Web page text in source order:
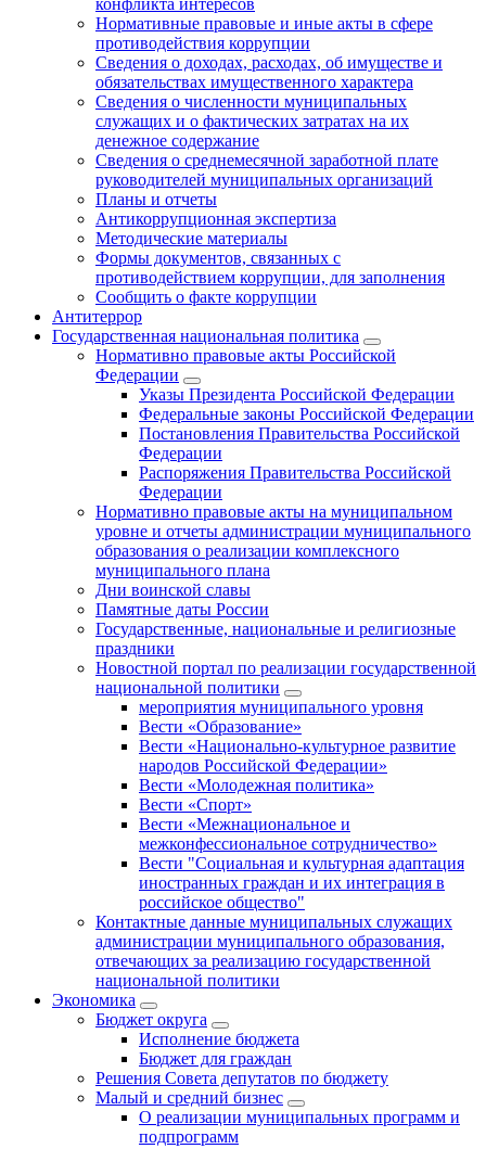
конфликта интересов
Нормативные правовые и иные акты в сфере
противодействия коррупции
Сведения о доходах, расходах, об имуществе и
обязательствах имущественного характера
Сведения о численности муниципальных
служащих и о фактических затратах на их
денежное содержание
Сведения о среднемесячной заработной плате
руководителей муниципальных организаций
Планы и отчеты
Антикоррупционная экспертиза
Методические материалы
Формы документов, связанных с
противодействием коррупции, для заполнения
Сообщить о факте коррупции
Антитеррор
Государственная национальная политика
Нормативно правовые акты Российской
Федерации
Указы Президента Российской Федерации
Федеральные законы Российской Федерации
Постановления Правительства Российской
Федерации
Распоряжения Правительства Российской
Федерации
Нормативно правовые акты на муниципальном
уровне и отчеты администрации муниципального
образования о реализации комплексного
муниципального плана
Дни воинской славы
Памятные даты России
Государственные, национальные и религиозные
праздники
Новостной портал по реализации государственной
национальной политики
мероприятия муниципального уровня
Вести «Образование»
Вести «Национально-культурное развитие
народов Российской Федерации»
Вести «Молодежная политика»
Вести «Спорт»
Вести «Межнациональное и
межконфессиональное сотрудничество»
Вести "Социальная и культурная адаптация
иностранных граждан и их интеграция в
российское общество"
Контактные данные муниципальных служащих
администрации муниципального образования,
отвечающих за реализацию государственной
национальной политики
Экономика
Бюджет округa
Исполнение бюджета
Бюджет для граждан
Решения Совета депутатов по бюджету
Малый и средний бизнес
О реализации муниципальных программ и
подпрограмм